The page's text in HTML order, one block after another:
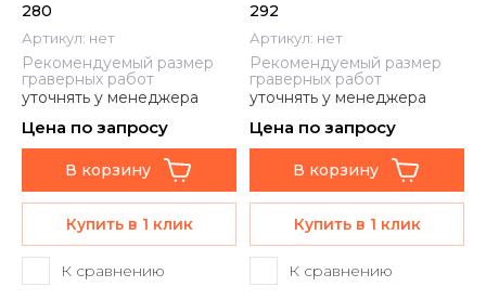
280
Артикул: нет
Рекомендуемый размер
граверных работ
уточнять у менеджера
Цена по запросу
В корзину
Купить в 1 клик
К сравнению
292
Артикул: нет
Рекомендуемый размер
граверных работ
уточнять у менеджера
Цена по запросу
В корзину
Купить в 1 клик
К сравнению